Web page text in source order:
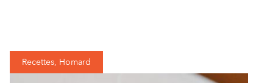
Recettes, Homard